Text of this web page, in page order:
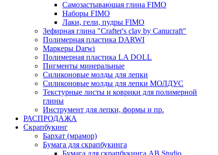
Самозастывающая глина FIMO
Наборы FIMO
Лаки, гели, пудры FIMO
Зефирная глина "Crafter's clay by Canucraft"
Полимерная пластика DARWI
Маркеры Darwi
Полимерная пластика LA DOLL
Пигменты минеральные
Силиконовые молды для лепки
Силиконовые молды для лепки МОЛДУС
Текстурные листы и коврики для полимерной
глины
Инструмент для лепки, формы и пр.
РАСПРОДАЖА
Скрапбукинг
Бархат (мрамор)
Бумага для скрапбукинга
Бумага для скрапбукинга AB Studio